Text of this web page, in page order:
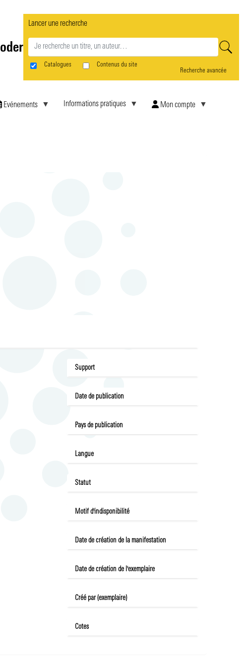
Lancer une recherche
Catalogues
Contenus du site
Recherche avancée
Evénements Informations pratiques Mon compte
Support
Date de publication
Pays de publication
Langue
Statut
Motif d'indisponibilité
Date de création de la manifestation
Date de création de l'exemplaire
Créé par (exemplaire)
Cotes